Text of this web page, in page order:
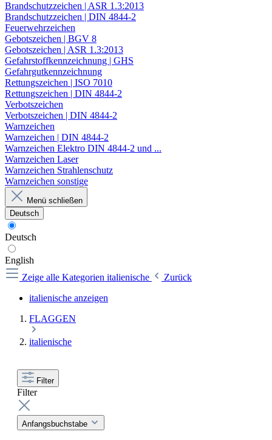
Brandschutzzeichen | ASR 1.3:2013
Brandschutzzeichen | DIN 4844-2
Feuerwehrzeichen
Gebotszeichen | BGV 8
Gebotszeichen | ASR 1.3:2013
Gefahrstoffkennzeichnung | GHS
Gefahrgutkennzeichnung
Rettungszeichen | ISO 7010
Rettungszeichen | DIN 4844-2
Verbotszeichen
Verbotszeichen | DIN 4844-2
Warnzeichen
Warnzeichen | DIN 4844-2
Warnzeichen Elektro DIN 4844-2 und ...
Warnzeichen Laser
Warnzeichen Strahlenschutz
Warnzeichen sonstige
Menü schließen
Deutsch
Deutsch
English
Zeige alle Kategorien italienische
Zurück
italienische anzeigen
FLAGGEN
italienische
Filter
Filter
Anfangsbuchstabe